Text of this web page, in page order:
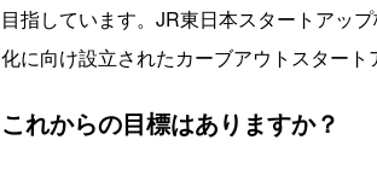
目指しています。JR東日本スタートアッ
化に向け設立されたカーブアウトスタート
これからの目標はありますか？